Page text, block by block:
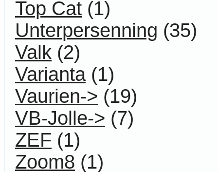
Top Cat (1)
Unterpersenning (35)
Valk (2)
Varianta(1)
Vaurien-> (19)
VB-Jolle-> (7)
ZEF (1)
Zoom8 (1)